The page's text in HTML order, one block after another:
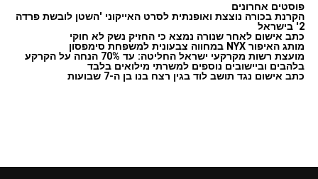
פוסטים אחרונים
הקרנת בכורה נוצצת ואופנתית לסרט האייקוני 'השטן לובשת פרדה
2' בישראל
כתב אישום לאחר שנורה נמצא כי החזיק נשק לא חוקי
מותג האיפור NYX במחווה צבעונית למשפחת סימפסון
מועצת רשות מקרקעי ישראל החליטה: עד 70% הנחה על הקרקע
בלהבים וביישובים נוספים למשרתי מילואים בלבד
כתב אישום נגד תושב לוד בגין רצח בנו בן ה-7 שבועות